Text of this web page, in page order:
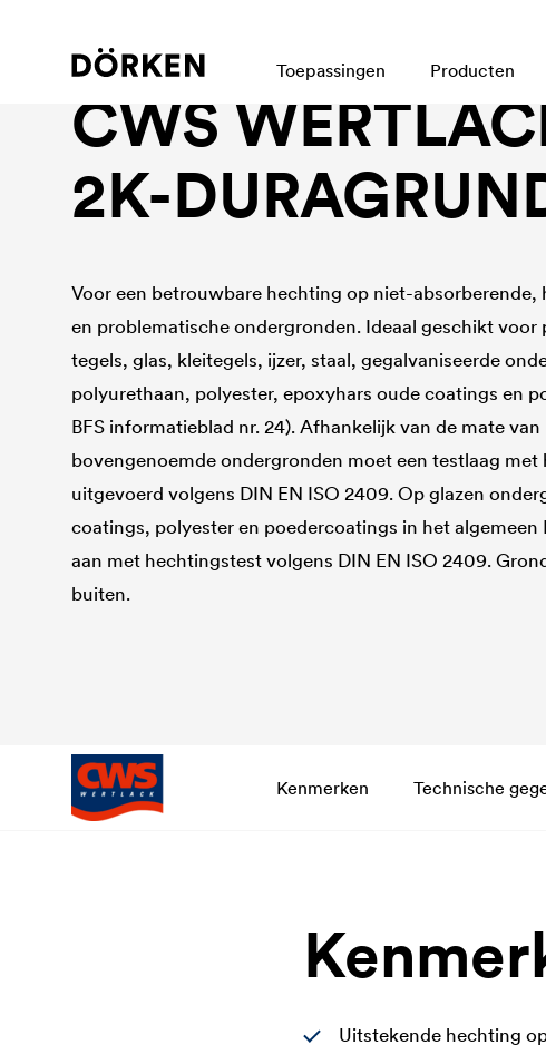
Toepassingen Producten
Bouwlakken Watergedragen lakken
CWS
2K-
Voor een betrouwbare hechting op niet-absorberende,
en problematische ondergronden. Ideaal geschikt voor
tegels, glas, kleitegels, ijzer, staal, gegalvaniseerde
polyurethaan, polyester, epoxyhars oude coatings en
BFS informatieblad nr. 24). Afhankelijk van de mate
bovengenoemde ondergronden moet een testlaag
uitgevoerd volgens DIN EN ISO 2409. Op glazen
coatings, polyester en poedercoatings in het algemeen
aan met hechtingstest volgens DIN EN ISO 2409.
buiten.
Kenmerken Technische
Uitstekende hechting